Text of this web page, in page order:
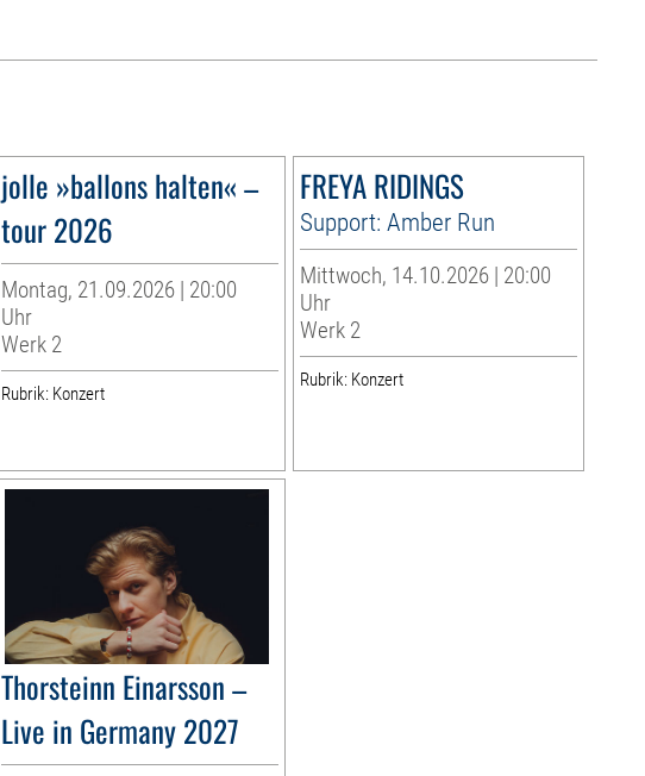
jolle »ballons halten« –
tour 2026
Montag, 21.09.2026 | 20:00
Uhr
Werk 2
Rubrik: Konzert
FREYA RIDINGS
Support: Amber Run
Mittwoch, 14.10.2026 | 20:00
Uhr
Werk 2
Rubrik: Konzert
Thorsteinn Einarsson –
Live in Germany 2027